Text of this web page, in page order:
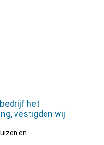
het
vestigden wij
en